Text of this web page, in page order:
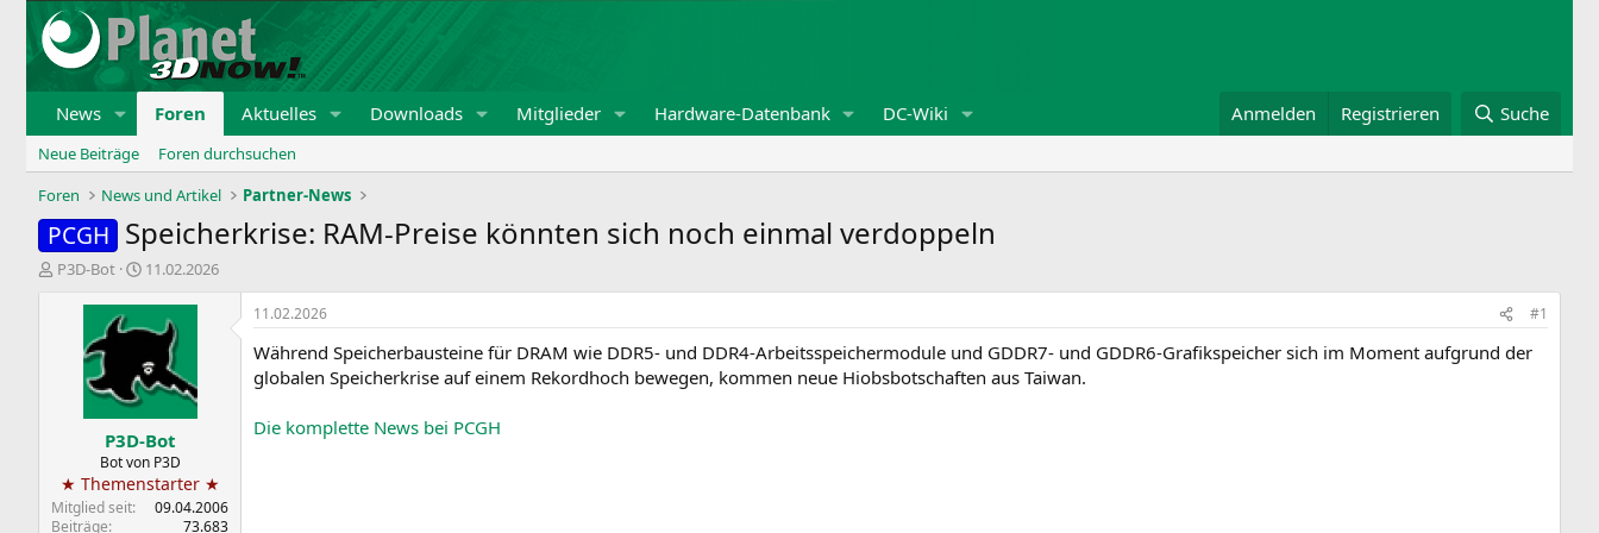
News Foren Aktuelles Downloads Mitglieder Hardware-Datenbank DC-Wiki Anmelden Registrieren Suche
Neue Beiträge
Foren durchsuchen
Foren
News und Artikel Partner-News
PCGH Speicherkrise: RAM-Preise könnten sich noch einmal verdoppeln
E
P3D-Bot
E
s
t
l
l
t
a
m
11.02.2026
P3D-Bot
Bot von P3D
★ Themenstarter ★
Mitglied seit
09.04.2006
Beiträge
73.683
11.02.2026 #1
Während Speicherbausteine für DRAM wie DDR5- und DDR4-Arbeitsspeichermodule und GDDR7- und GDDR6-Grafikspeicher sich im Moment aufgrund der
globalen Speicherkrise auf einem Rekordhoch bewegen, kommen neue Hiobsbotschaften aus Taiwan.
Die komplette News bei PCGH